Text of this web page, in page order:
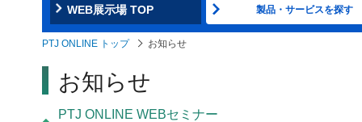
WEB展示場 TOP 製品・サービスを探す
PTJ ONLINE トップ お知らせ
お知らせ
PTJ ONLINE WEBセミナー